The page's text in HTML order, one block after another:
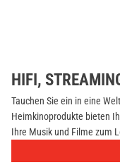
HIFI,
Tauchen Sie ein in eine
Heimkinoprodukte bieten
Ihre Musik und Filme zum